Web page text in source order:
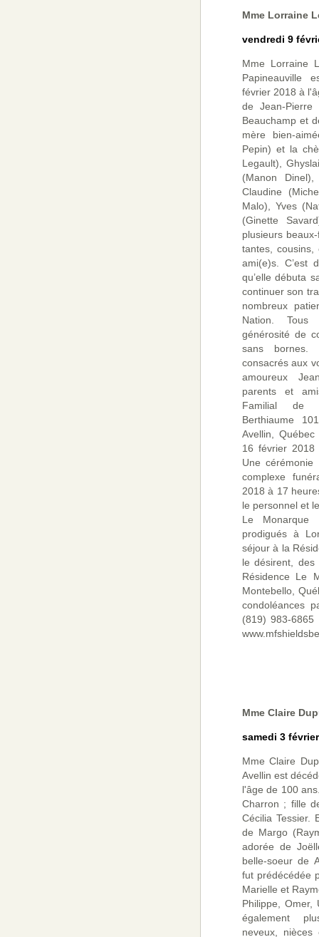
Mme Lorraine
vendredi 9
Mme Lorraine
Papineauville
février 2018 à
de Jean-
Beauchamp et
mère bien-
Pepin) et la
Legault),
(Manon
Claudine
Malo), Yves
(Ginette
plusieurs
tantes, cousins,
ami(e)s. C’est
qu’elle débuta
continuer son
nombreux
Nation.
générosité de
sans bornes.
consacrés aux
amoureux
parents et
Familial de
Berthiaume
Avellin,
16 février
Une
complexe
2018 à 17
le personnel et
Le
prodigués à
séjour à la
le désirent,
Résidence Le
Montebello,
condoléances
(819) 983-
Mme Claire
samedi 3
Mme Claire
Avellin est
l'âge de 100
Charron ; fille
Cécilia Tessier.
de Margo
adorée de
belle-soeur de
fut prédécédée
Marielle et
Philippe, Omer,
également
neveux,